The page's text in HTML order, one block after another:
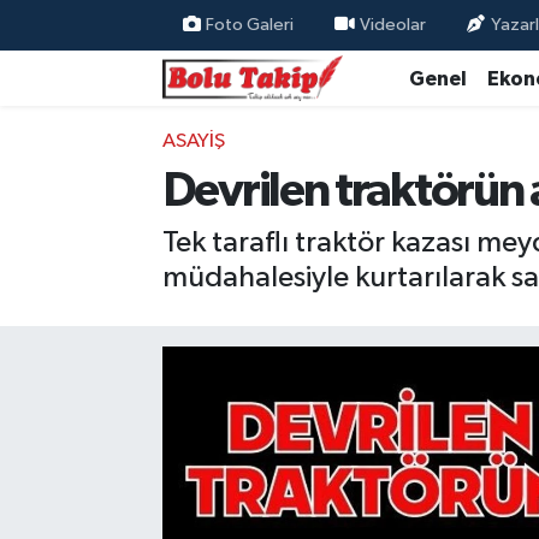
Foto Galeri Videolar
Genel
ASAYIŞ
Devrilen traktörün
Tek taraflı traktör kazası
müdahalesiyle kurtarılarak